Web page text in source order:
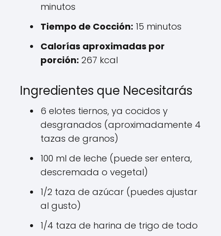
minutos
Tiempo de Cocción: 15 minutos
Calorías aproximadas por
porción: 267 kcal
Ingredientes que Necesitarás
6 elotes tiernos, ya cocidos y
desgranados (aproximadamente 4
tazas de granos)
100 ml de leche (puede ser entera,
descremada o vegetal)
1/2 taza de azúcar (puedes ajustar
al gusto)
1/4 taza de harina de trigo de todo